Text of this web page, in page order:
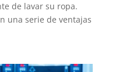
de lavar su ropa.
una serie de ventajas